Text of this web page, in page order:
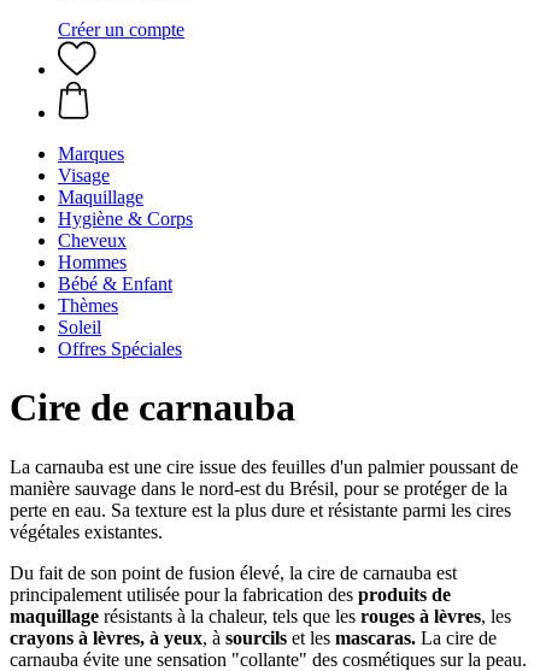
Créer un compte
Marques
Visage
Maquillage
Hygiène & Corps
Cheveux
Hommes
Bébé & Enfant
Thèmes
Soleil
Offres Spéciales
Cire de carnauba
La carnauba est une cire issue des feuilles d'un palmier poussant de
manière sauvage dans le nord-est du Brésil, pour se protéger de la
perte en eau. Sa texture est la plus dure et résistante parmi les cires
végétales existantes.
Du fait de son point de fusion élevé, la cire de carnauba est
principalement utilisée pour la fabrication des produits de
maquillage résistants à la chaleur, tels que les rouges à lèvres, les
crayons à lèvres, à yeux, à sourcils et les mascaras. La cire de
carnauba évite une sensation "collante" des cosmétiques sur la peau.